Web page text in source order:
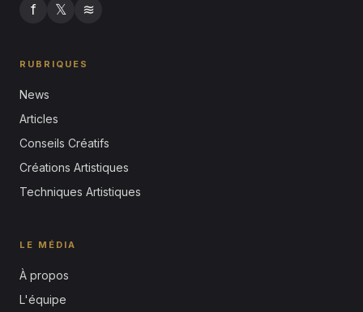
f 𝕏 ≋
RUBRIQUES
News
Articles
Conseils Créatifs
Créations Artistiques
Techniques Artistiques
LE MÉDIA
À propos
L'équipe